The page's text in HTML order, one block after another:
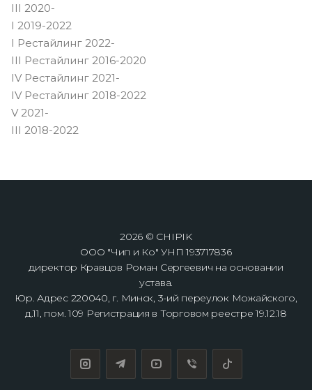
III 2020-
I 2019-2022
I Рестайлинг 2022-
III Рестайлинг 2016-2020
IV Рестайлинг 2021-
IV Рестайлинг 2018-2022
V 2021-
III 2018-2022
2026 © CHIPIK
ООО "Чип и Ко" УНП 193717836
директор Кравцов Роман Сергеевич на основании
устава.
Юр. Адрес 220040, г. Минск, 3-ий переулок Можайского,
д.11, пом. 109 Регистрация в Торговом реестре 19.12.18